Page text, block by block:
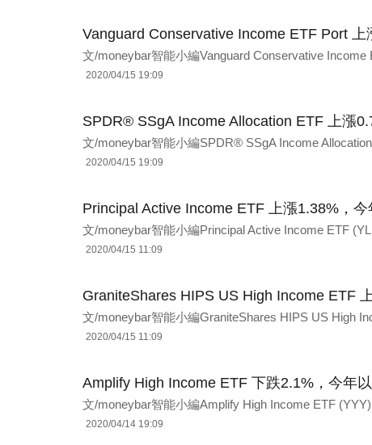
Vanguard Conservative Income ETF Port
文/moneybar智能小編Vanguard Conservative Income
2020/04/15 19:09
SPDR® SSgA Income Allocation ETF 上漲
文/moneybar智能小編SPDR® SSgA Income
2020/04/15 19:09
Principal Active Income ETF 上漲1.38%，
文/moneybar智能小編Principal Active Income ETF
2020/04/15 11:09
GraniteShares HIPS US High Income ETF
文/moneybar智能小編GraniteShares HIPS US High
2020/04/15 11:09
Amplify High Income ETF 下跌2.1%，今年
文/moneybar智能小編Amplify High Income ETF
2020/04/14 19:09